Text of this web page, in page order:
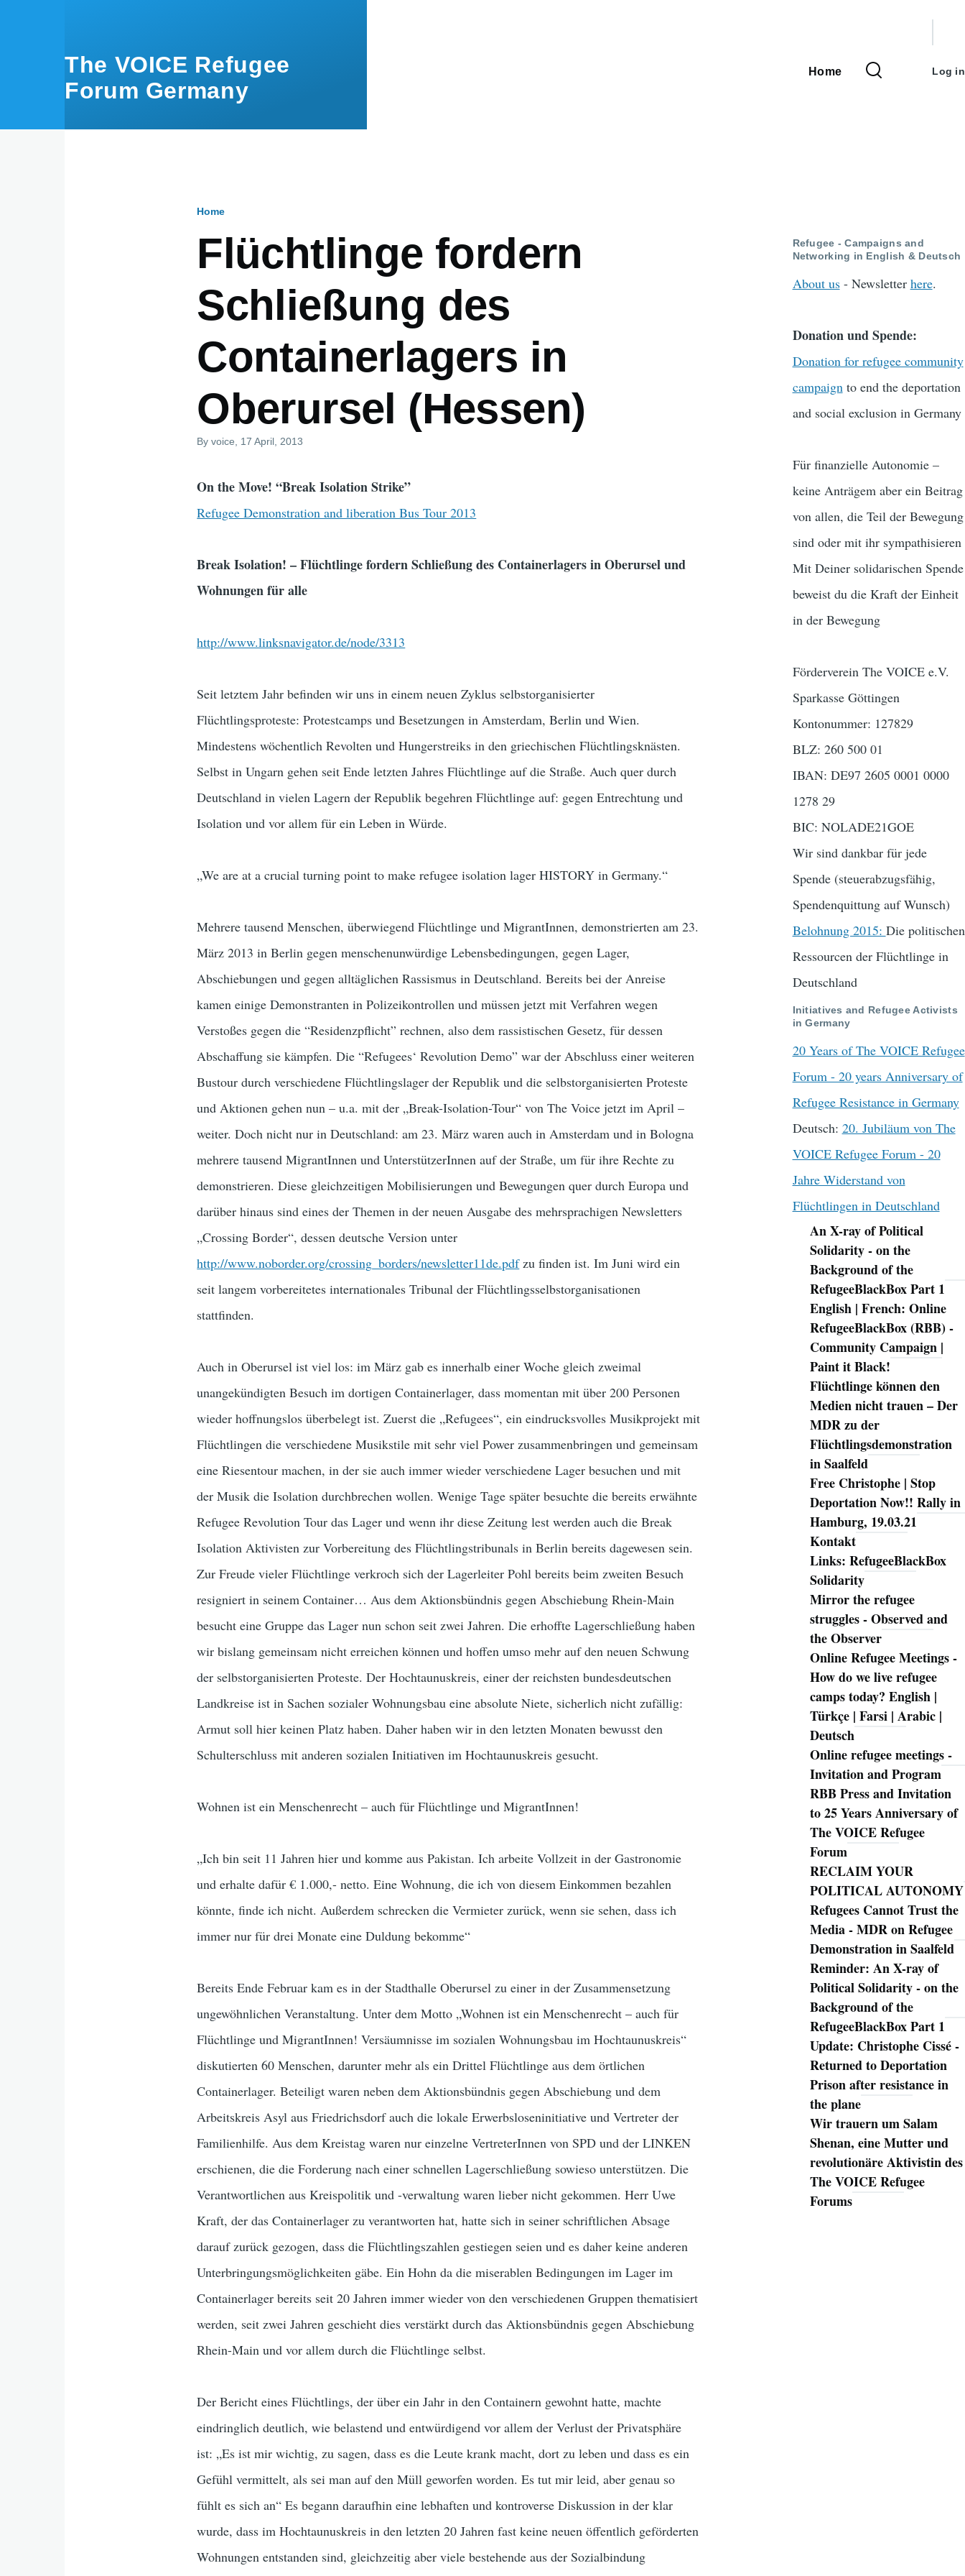
The VOICE Refugee
Forum Germany
Main
Home
menu
Log in
Home
Flüchtlinge fordern
Schließung des
Containerlagers in
Oberursel (Hessen)
Byvoice , 17 April, 2013
On the Move! “Break Isolation Strike”
Refugee Demonstration and liberation Bus Tour 2013
Break Isolation! – Flüchtlinge fordern Schließung des Containerlagers in Oberursel und
Wohnungen für alle
http://www.linksnavigator.de/node/3313
Seit letztem Jahr befinden wir uns in einem neuen Zyklus selbstorganisierter
Flüchtlingsproteste: Protestcamps und Besetzungen in Amsterdam, Berlin und Wien.
Mindestens wöchentlich Revolten und Hungerstreiks in den griechischen Flüchtlingsknästen.
Selbst in Ungarn gehen seit Ende letzten Jahres Flüchtlinge auf die Straße. Auch quer durch
Deutschland in vielen Lagern der Republik begehren Flüchtlinge auf: gegen Entrechtung und
Isolation und vor allem für ein Leben in Würde.
„We are at a crucial turning point to make refugee isolation lager HISTORY in Germany.“
Mehrere tausend Menschen, überwiegend Flüchtlinge und MigrantInnen, demonstrierten am 23.
März 2013 in Berlin gegen menschenunwürdige Lebensbedingungen, gegen Lager,
Abschiebungen und gegen alltäglichen Rassismus in Deutschland. Bereits bei der Anreise
kamen einige Demonstranten in Polizeikontrollen und müssen jetzt mit Verfahren wegen
Verstoßes gegen die “Residenzpflicht” rechnen, also dem rassistischen Gesetz, für dessen
Abschaffung sie kämpfen. Die “Refugees‘ Revolution Demo” war der Abschluss einer weiteren
Bustour durch verschiedene Flüchtlingslager der Republik und die selbstorganisierten Proteste
und Aktionen gehen nun – u.a. mit der „Break-Isolation-Tour“ von The Voice jetzt im April –
weiter. Doch nicht nur in Deutschland: am 23. März waren auch in Amsterdam und in Bologna
mehrere tausend MigrantInnen und UnterstützerInnen auf der Straße, um für ihre Rechte zu
demonstrieren. Diese gleichzeitigen Mobilisierungen und Bewegungen quer durch Europa und
darüber hinaus sind eines der Themen in der neuen Ausgabe des mehrsprachigen Newsletters
„Crossing Border“, dessen deutsche Version unter
http://www.noborder.org/crossing_borders/newsletter11de.pdfzu finden ist. Im Juni wird ein
seit langem vorbereitetes internationales Tribunal der Flüchtlingsselbstorganisationen
stattfinden.
Auch in Oberursel ist viel los: im März gab es innerhalb einer Woche gleich zweimal
unangekündigten Besuch im dortigen Containerlager, dass momentan mit über 200 Personen
wieder hoffnungslos überbelegt ist. Zuerst die „Refugees“, ein eindrucksvolles Musikprojekt mit
Flüchtlingen die verschiedene Musikstile mit sehr viel Power zusammenbringen und gemeinsam
eine Riesentour machen, in der sie auch immer wieder verschiedene Lager besuchen und mit
der Musik die Isolation durchbrechen wollen. Wenige Tage später besuchte die bereits erwähnte
Refugee Revolution Tour das Lager und wenn ihr diese Zeitung lest werden auch die Break
Isolation Aktivisten zur Vorbereitung des Flüchtlingstribunals in Berlin bereits dagewesen sein.
Zur Freude vieler Flüchtlinge verkroch sich der Lagerleiter Pohl bereits beim zweiten Besuch
resigniert in seinem Container… Aus dem Aktionsbündnis gegen Abschiebung Rhein-Main
besucht eine Gruppe das Lager nun schon seit zwei Jahren. Die erhoffte Lagerschließung haben
wir bislang gemeinsam nicht erreichen können und hoffen umso mehr auf den neuen Schwung
der selbstorganisierten Proteste. Der Hochtaunuskreis, einer der reichsten bundesdeutschen
Landkreise ist in Sachen sozialer Wohnungsbau eine absolute Niete, sicherlich nicht zufällig:
Armut soll hier keinen Platz haben. Daher haben wir in den letzten Monaten bewusst den
Schulterschluss mit anderen sozialen Initiativen im Hochtaunuskreis gesucht.
Wohnen ist ein Menschenrecht – auch für Flüchtlinge und MigrantInnen!
„Ich bin seit 11 Jahren hier und komme aus Pakistan. Ich arbeite Vollzeit in der Gastronomie
und erhalte dafür € 1.000,- netto. Eine Wohnung, die ich von diesem Einkommen bezahlen
könnte, finde ich nicht. Außerdem schrecken die Vermieter zurück, wenn sie sehen, dass ich
immer nur für drei Monate eine Duldung bekomme“
Bereits Ende Februar kam es in der Stadthalle Oberursel zu einer in der Zusammensetzung
ungewöhnlichen Veranstaltung. Unter dem Motto „Wohnen ist ein Menschenrecht – auch für
Flüchtlinge und MigrantInnen! Versäumnisse im sozialen Wohnungsbau im Hochtaunuskreis“
diskutierten 60 Menschen, darunter mehr als ein Drittel Flüchtlinge aus dem örtlichen
Containerlager. Beteiligt waren neben dem Aktionsbündnis gegen Abschiebung und dem
Arbeitskreis Asyl aus Friedrichsdorf auch die lokale Erwerbsloseninitiative und Vertreter der
Familienhilfe. Aus dem Kreistag waren nur einzelne VertreterInnen von SPD und der LINKEN
erschienen, die die Forderung nach einer schnellen Lagerschließung sowieso unterstützen. Die
Verantwortlichen aus Kreispolitik und -verwaltung waren lieber nicht gekommen. Herr Uwe
Kraft, der das Containerlager zu verantworten hat, hatte sich in seiner schriftlichen Absage
darauf zurück gezogen, dass die Flüchtlingszahlen gestiegen seien und es daher keine anderen
Unterbringungsmöglichkeiten gäbe. Ein Hohn da die miserablen Bedingungen im Lager im
Containerlager bereits seit 20 Jahren immer wieder von den verschiedenen Gruppen thematisiert
werden, seit zwei Jahren geschieht dies verstärkt durch das Aktionsbündnis gegen Abschiebung
Rhein-Main und vor allem durch die Flüchtlinge selbst.
Der Bericht eines Flüchtlings, der über ein Jahr in den Containern gewohnt hatte, machte
eindringlich deutlich, wie belastend und entwürdigend vor allem der Verlust der Privatsphäre
ist: „Es ist mir wichtig, zu sagen, dass es die Leute krank macht, dort zu leben und dass es ein
Gefühl vermittelt, als sei man auf den Müll geworfen worden. Es tut mir leid, aber genau so
fühlt es sich an“ Es begann daraufhin eine lebhaften und kontroverse Diskussion in der klar
wurde, dass im Hochtaunuskreis in den letzten 20 Jahren fast keine neuen öffentlich geförderten
Wohnungen entstanden sind, gleichzeitig aber viele bestehende aus der Sozialbindung
Refugee - Campaigns and
Networking in English & Deutsch
About us- Newsletter here.
Donation und Spende:
Donation for refugee community
campaignto end the deportation
and social exclusion in Germany
Für finanzielle Autonomie –
keine Anträgem aber ein Beitrag
von allen, die Teil der Bewegung
sind oder mit ihr sympathisieren
Mit Deiner solidarischen Spende
beweist du die Kraft der Einheit
in der Bewegung
Förderverein The VOICE e.V.
Sparkasse Göttingen
Kontonummer: 127829
BLZ: 260 500 01
IBAN: DE97 2605 0001 0000
1278 29
BIC: NOLADE21GOE
Wir sind dankbar für jede
Spende (steuerabzugsfähig,
Spendenquittung auf Wunsch)
Belohnung 2015: Die politischen
Ressourcen der Flüchtlinge in
Deutschland
Initiatives and Refugee Activists
in Germany
20 Years of The VOICE Refugee
Forum - 20 years Anniversary of
Refugee Resistance in Germany
Deutsch: 20. Jubiläum von The
VOICE Refugee Forum - 20
Jahre Widerstand von
Flüchtlingen in Deutschland
Navigation
An X-ray of Political
Solidarity - on the
Background of the
RefugeeBlackBox Part 1
English | French: Online
RefugeeBlackBox (RBB) -
Community Campaign |
Paint it Black!
Flüchtlinge können den
Medien nicht trauen – Der
MDR zu der
Flüchtlingsdemonstration
in Saalfeld
Free Christophe | Stop
Deportation Now!! Rally in
Hamburg, 19.03.21
Kontakt
Links: RefugeeBlackBox
Solidarity
Mirror the refugee
struggles - Observed and
the Observer
Online Refugee Meetings -
How do we live refugee
camps today? English |
Türkçe | Farsi | Arabic |
Deutsch
Online refugee meetings -
Invitation and Program
RBB Press and Invitation
to 25 Years Anniversary of
The VOICE Refugee
Forum
RECLAIM YOUR
POLITICAL AUTONOMY
Refugees Cannot Trust the
Media - MDR on Refugee
Demonstration in Saalfeld
Reminder: An X-ray of
Political Solidarity - on the
Background of the
RefugeeBlackBox Part 1
Update: Christophe Cissé -
Returned to Deportation
Prison after resistance in
the plane
Wir trauern um Salam
Shenan, eine Mutter und
revolutionäre Aktivistin des
The VOICE Refugee
Forums